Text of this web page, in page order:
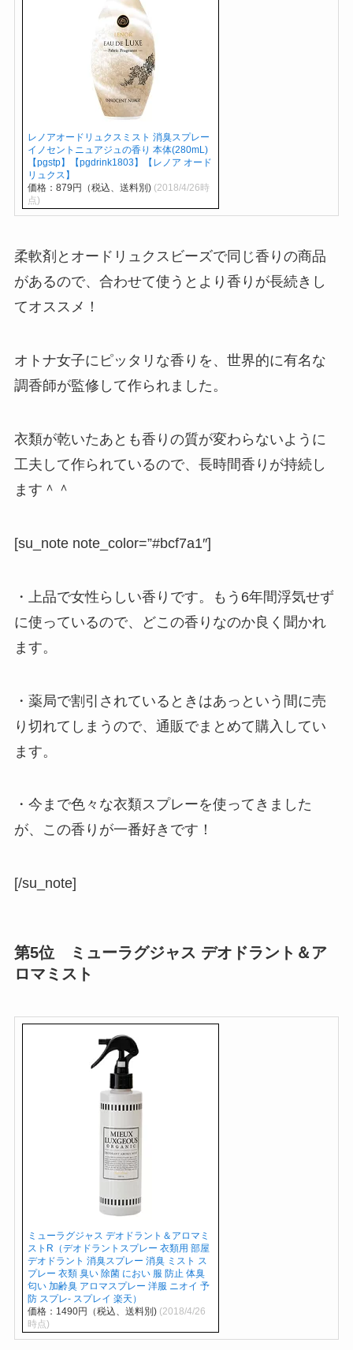
レノアオードリュクスミスト 消臭スプレー
イノセントニュアジュの香り 本体(280mL)
【pgstp】【pgdrink1803】【レノア オード
リュクス】
価格：879円（税込、送料別) (2018/4/26時
点)
柔軟剤とオードリュクスビーズで同じ香りの商品
があるので、合わせて使うとより香りが長続きし
てオススメ！
オトナ女子にピッタリな香りを、世界的に有名な
調香師が監修して作られました。
衣類が乾いたあとも香りの質が変わらないように
工夫して作られているので、長時間香りが持続し
ます＾＾
[su_note note_color=”#bcf7a1″]
・上品で女性らしい香りです。もう6年間浮気せず
に使っているので、どこの香りなのか良く聞かれ
ます。
・薬局で割引されているときはあっという間に売
り切れてしまうので、通販でまとめて購入してい
ます。
・今まで色々な衣類スプレーを使ってきました
が、この香りが一番好きです！
[/su_note]
第5位 ミューラグジャス デオドラント＆ア
ロマミスト
ミューラグジャス デオドラント＆アロマミ
ストR（デオドラントスプレー 衣類用 部屋
デオドラント 消臭スプレー 消臭 ミスト ス
プレー 衣類 臭い 除菌 におい 服 防止 体臭
匂い 加齢臭 アロマスプレー 洋服 ニオイ 予
防 スプレ- スプレイ 楽天）
価格：1490円（税込、送料別) (2018/4/26
時点)